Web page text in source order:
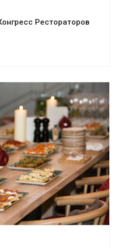
Рестораторов